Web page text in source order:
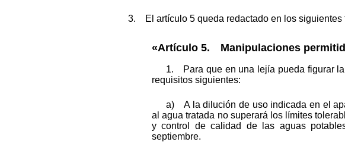
3. El artículo 5 queda redactado en los siguientes
«Artículo 5. Manipulaciones
1. Para que en una lejía pueda figurar
requisitos siguientes:
a) A la dilución de uso indicada en el
al agua tratada no superará los límites
y control de calidad de las aguas
septiembre.